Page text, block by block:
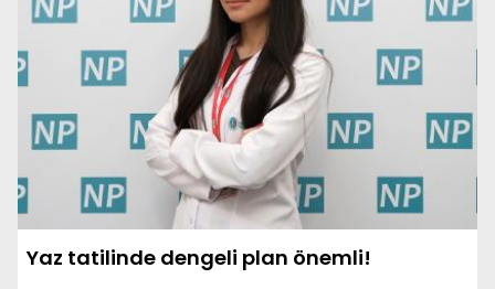
Yaz tatilinde dengeli plan önemli!